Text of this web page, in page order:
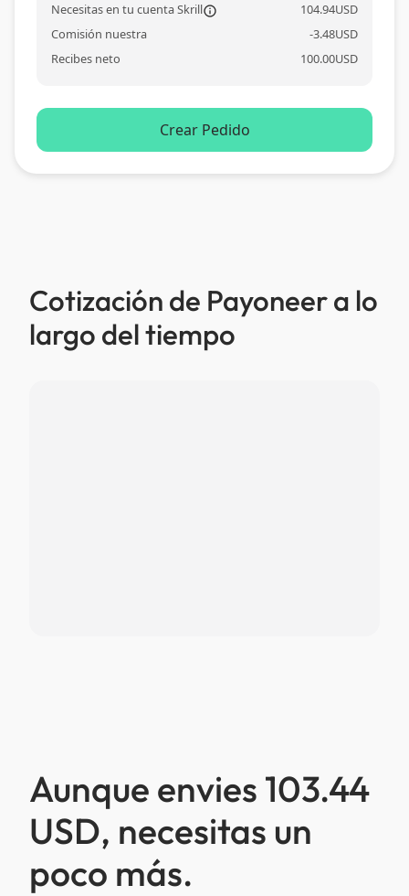
Necesitas en tu cuenta Skrill 104.94USD
Comisión nuestra
-3.48USD
Recibes neto
100.00USD
Crear Pedido
Cotización de Payoneer a lo
largo del tiempo
Aunque envies 103.44
USD, necesitas un
poco más.